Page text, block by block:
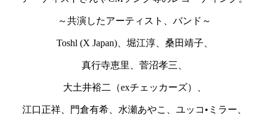
～共演したアーティスト、バンド～
Toshl (X Japan)、堀江淳、桑田靖子、
真行寺恵里、菅沼孝三、
大土井裕二（exチェッカーズ）、
江口正祥、門倉有希、水瀬あやこ、ユッコ•ミラー、